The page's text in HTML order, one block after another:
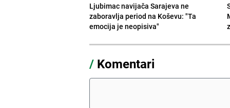
Ljubimac navijača Sarajeva ne
zaboravlja period na Koševu: "Ta
emocija je neopisiva"
/ Komentari